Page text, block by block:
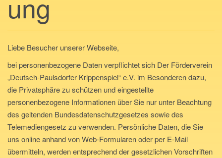
v
a
t
o
Liebe Besucher unserer Webseite,
bei personenbezogene Daten verpflichtet sich Der Förderverein
„Deutsch-Paulsdorfer Krippenspiel“ e.V. im Besonderen dazu,
die Privatsphäre zu schützen und eingestellte
personenbezogene Informationen über Sie nur unter Beachtung
des geltenden Bundesdatenschutzgesetzes sowie des
Telemediengesetz zu verwenden. Persönliche Daten, die Sie
uns online anhand von Web-Formularen oder per E-Mail
übermitteln, werden entsprechend der gesetzlichen Vorschriften